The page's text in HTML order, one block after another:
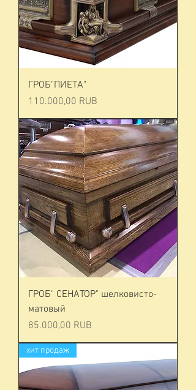
ГРОБ"ПИЕТА"
Prezzo
110.000,00 RUB
ГРОБ" СЕНАТОР" шелковисто-
матовый
Prezzo
85.000,00 RUB
хит продаж